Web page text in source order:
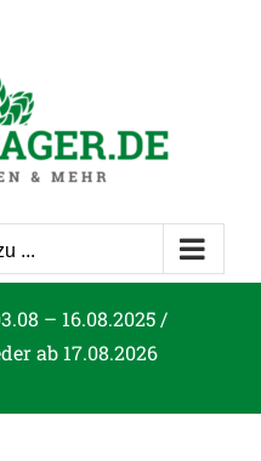
...
– 16.08.2025 /
ab 17.08.2026